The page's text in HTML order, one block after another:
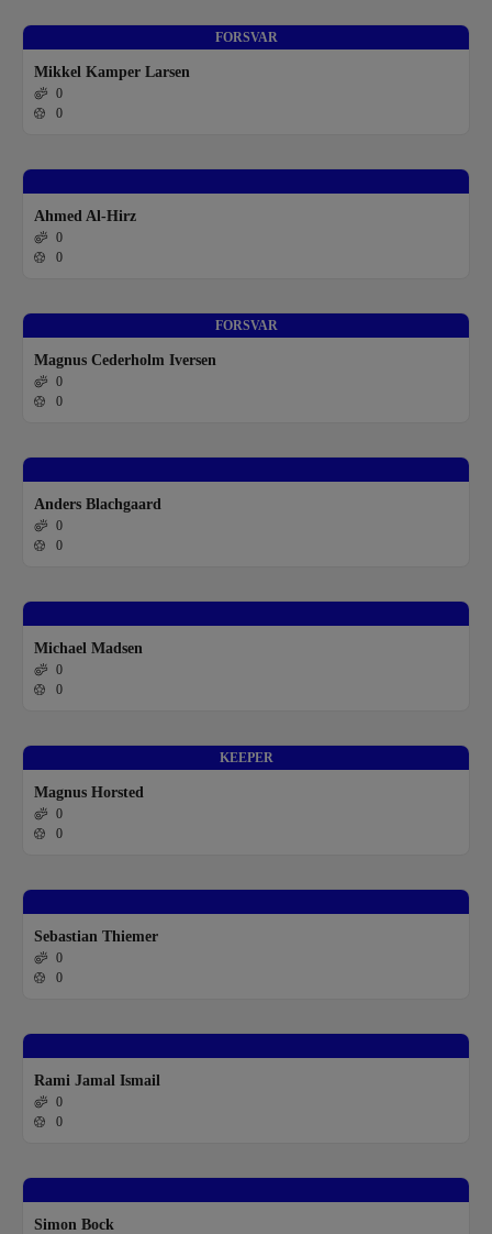
FORSVAR
Mikkel Kamper Larsen
0
0
Ahmed Al-Hirz
0
0
FORSVAR
Magnus Cederholm Iversen
0
0
Anders Blachgaard
0
0
Michael Madsen
0
0
KEEPER
Magnus Horsted
0
0
Sebastian Thiemer
0
0
Rami Jamal Ismail
0
0
Simon Bock